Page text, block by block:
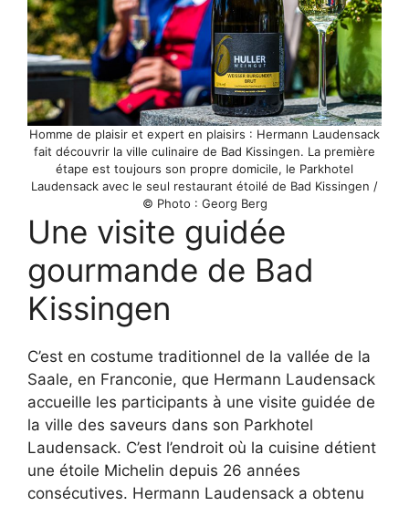
Homme de plaisir et expert en plaisirs : Hermann Laudensack
fait découvrir la ville culinaire de Bad Kissingen. La première
étape est toujours son propre domicile, le Parkhotel
Laudensack avec le seul restaurant étoilé de Bad Kissingen /
© Photo : Georg Berg
Une visite guidée
gourmande de Bad
Kissingen
C’est en costume traditionnel de la vallée de la
Saale, en Franconie, que Hermann Laudensack
accueille les participants à une visite guidée de
la ville des saveurs dans son Parkhotel
Laudensack. C’est l’endroit où la cuisine détient
une étoile Michelin depuis 26 années
consécutives. Hermann Laudensack a obtenu